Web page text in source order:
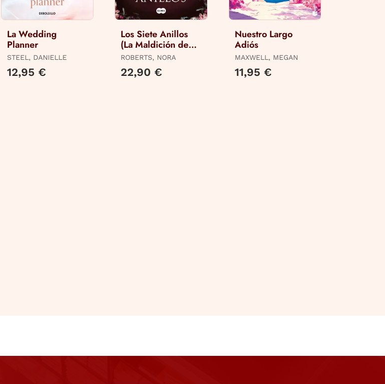
La Wedding
Planner
STEEL, DANIELLE
12,95 €
Los Siete Anillos
(La Maldición de
las Siete Novias 3)
ROBERTS, NORA
22,90 €
Nuestro Largo
Adiós
MAXWELL, MEGAN
11,95 €